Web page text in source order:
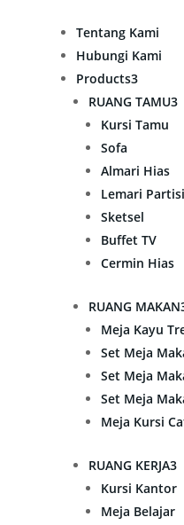
Tentang Kami
Hubungi Kami
Products3
RUANG TAMU3
Kursi Tamu
Sofa
Almari Hias
Lemari Partisi
Sketsel
Buffet TV
Cermin Hias
RUANG MAKAN
Meja Kayu
Set Meja
Set Meja
Set Meja
Meja Kursi
RUANG KERJA3
Kursi Kantor
Meja Belajar